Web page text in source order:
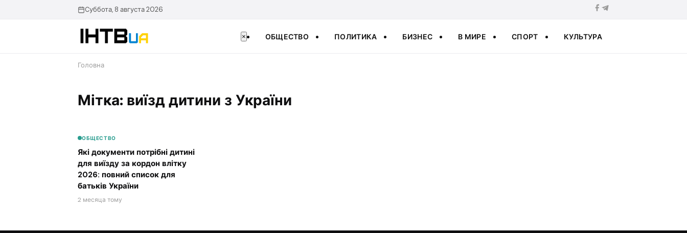
Суббота, 8 августа 2026
× ОБЩЕСТВО ПОЛИТИКА БИЗНЕС В МИРЕ СПОРТ КУЛЬТУРА
Головна
Мітка: виїзд дитини з України
ОБЩЕСТВО
Які документи потрібні дитині
для виїзду за кордон влітку
2026: повний список для
батьків України
2 месяца тому